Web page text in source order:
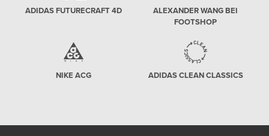
ADIDAS FUTURECRAFT 4D
ALEXANDER WANG BEI
FOOTSHOP
NIKE ACG ADIDAS CLEAN CLASSICS